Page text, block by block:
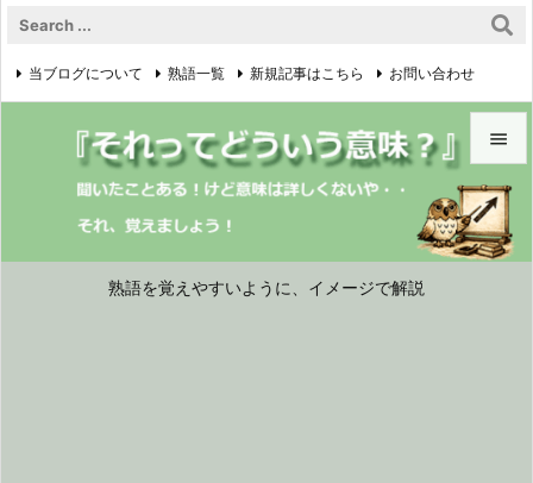
熟語を覚えやすいように、イメージで解説


メニュ

当ブログについて 熟語一覧 新規記事はこちら お問い合わせ
プライバシーポリシー 